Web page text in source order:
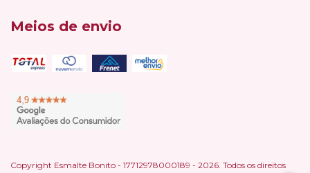
Meios de envio
Copyright Esmalte Bonito - 17712978000189 - 2026. Todos os direitos